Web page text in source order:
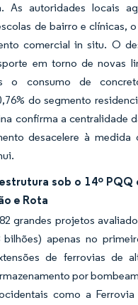
As autoridades locais
de bairro e clínicas,
comercial in situ. O
em torno de novas
o consumo de
do segmento
confirma a centralidade
desacelere à medida
sob o 14º PQQ
e Rota
grandes projetos
bilhões) apenas no
de ferrovias de
por
como a Ferrovia